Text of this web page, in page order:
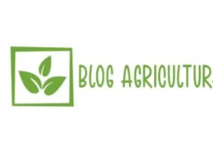
Saltar
al
contenido